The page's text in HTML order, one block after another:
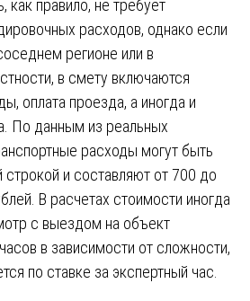
правило, не требует
расходов, однако если
регионе или в
в смету включаются
оплата проезда, а иногда и
По данным из реальных
расходы могут быть
и составляют от 700 до
В расчетах стоимости иногда
с выездом на объект
в зависимости от сложности,
по ставке за экспертный час.